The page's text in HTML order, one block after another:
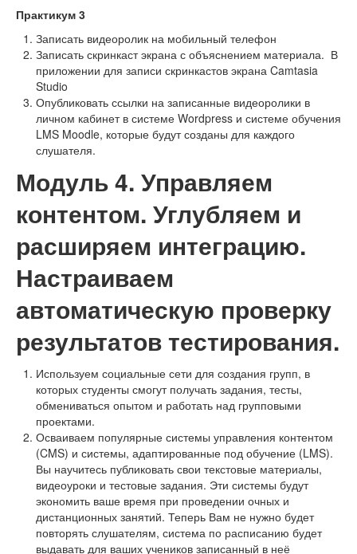
Практикум 3
Записать видеоролик на мобильный телефон
Записать скринкаст экрана с объяснением материала. В
приложении для записи скринкастов экрана Camtasia
Studio
Опубликовать ссылки на записанные видеоролики в
личном кабинет в системе Wordpress и системе обучения
LMS Moodle, которые будут созданы для каждого
слушателя.
Модуль 4. Управляем
контентом. Углубляем и
расширяем интеграцию.
Настраиваем
автоматическую проверку
результатов тестирования.
Используем социальные сети для создания групп, в
которых студенты смогут получать задания, тесты,
обмениваться опытом и работать над групповыми
проектами.
Осваиваем популярные системы управления контентом
(CMS) и системы, адаптированные под обучение (LMS).
Вы научитесь публиковать свои текстовые материалы,
видеоуроки и тестовые задания. Эти системы будут
экономить ваше время при проведении очных и
дистанционных занятий. Теперь Вам не нужно будет
повторять слушателям, система по расписанию будет
выдавать для ваших учеников записанный в неё